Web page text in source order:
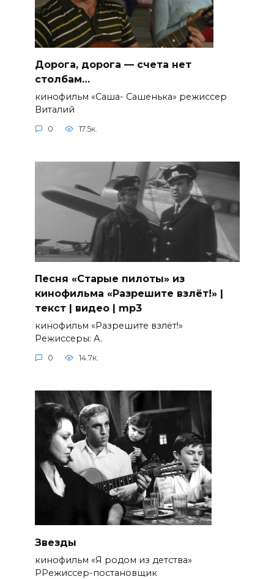
Дорога, дорога — счета нет
столбам…
кинофильм «Саша- Сашенька» режиссер
Виталий
0 17.5к.
Песня «Старые пилоты» из
кинофильма «Разрешите взлёт!» |
текст | видео | mp3
кинофильм «Разрешите взлёт!»
Режиссеры: А.
0 14.7к.
Звезды
кинофильм «Я родом из детства»
РРежиссер-постановщик